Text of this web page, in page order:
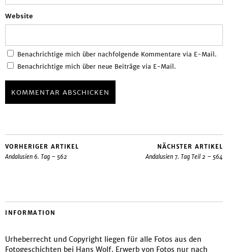
Website
Benachrichtige mich über nachfolgende Kommentare via E-Mail.
Benachrichtige mich über neue Beiträge via E-Mail.
VORHERIGER ARTIKEL
Andalusien 6. Tag – 562
NÄCHSTER ARTIKEL
Andalusien 7. Tag Teil 2 – 564
INFORMATION
Urheberrecht und Copyright liegen für alle Fotos aus den
Fotogeschichten bei Hans Wolf. Erwerb von Fotos nur nach